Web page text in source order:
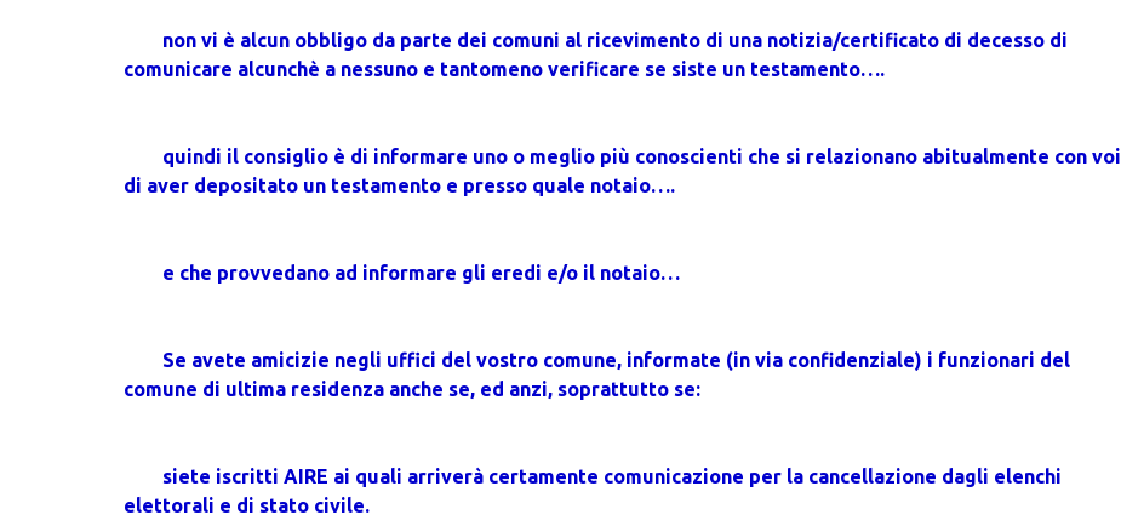
non vi è alcun obbligo da parte dei comuni al ricevimento di una notizia/certificato di decesso di
comunicare alcunchè a nessuno e tantomeno verificare se siste un testamento….
quindi il consiglio è di informare uno o meglio più conoscienti che si relazionano abitualmente con voi
di aver depositato un testamento e presso quale notaio….
e che provvedano ad informare gli eredi e/o il notaio…
Se avete amicizie negli uffici del vostro comune, informate (in via confidenziale) i funzionari del
comune di ultima residenza anche se, ed anzi, soprattutto se:
siete iscritti AIRE ai quali arriverà certamente comunicazione per la cancellazione dagli elenchi
elettorali e di stato civile.